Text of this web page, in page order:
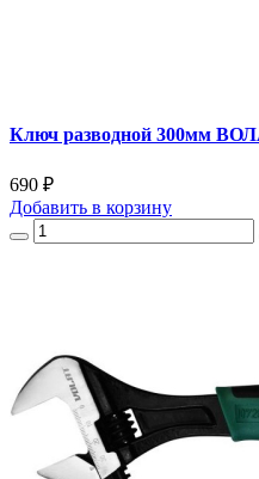
Ключ разводной 300мм
690 ₽
Добавить в корзину